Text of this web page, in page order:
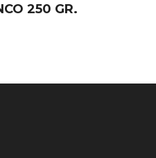
250 GR.